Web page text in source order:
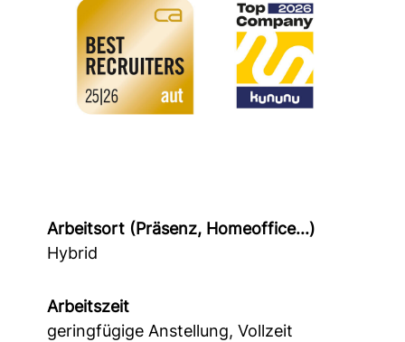
Arbeitsort (Präsenz, Homeoffice...)
Hybrid
Arbeitszeit
geringfügige Anstellung, Vollzeit